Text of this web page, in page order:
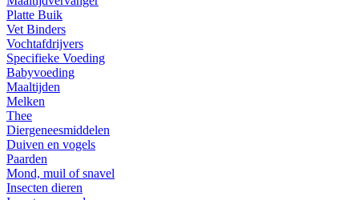
Platte Buik
Vet Binders
Vochtafdrijvers
Specifieke Voeding
Babyvoeding
Maaltijden
Melken
Thee
Diergeneesmiddelen
Duiven en vogels
Paarden
Mond, muil of snavel
Insecten dieren